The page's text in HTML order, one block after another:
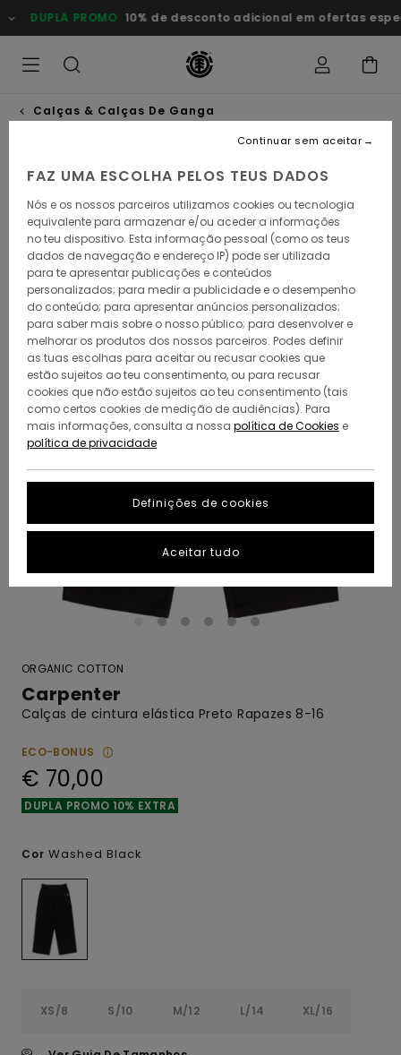
para
a
DUPLA PROMO 10% de desconto adicional em ofertas
Calças & Calças De Ganga
ORGANIC COTTON
Carpenter
Calças de cintura elástica Preto Rapazes 8-16
ECO-BONUS
€ 70,00
DUPLA PROMO 10% EXTRA
Cor Washed Black
XS/8 S/10 M/12 L/14 XL/16
FAZ UMA ESCOLHA PELOS TEUS DADOS
Nós e os nossos parceiros utilizamos cookies ou tecnologia
equivalente para armazenar e/ou aceder a informações
no teu dispositivo. Esta informação pessoal (como os teus
dados de navegação e endereço IP) pode ser utilizada
para te apresentar publicações e conteúdos
personalizados; para medir a publicidade e o desempenho
do conteúdo; para apresentar anúncios personalizados;
para saber mais sobre o nosso público; para desenvolver e
melhorar os produtos dos nossos parceiros. Podes definir
as tuas escolhas para aceitar ou recusar cookies que
estão sujeitos ao teu consentimento, ou para recusar
cookies que não estão sujeitos ao teu consentimento (tais
como certos cookies de medição de audiências). Para
mais informações, consulta a nossa política de Cookies e
política de privacidade
Definições de cookies
Continuar sem aceitar
Aceitar tudo